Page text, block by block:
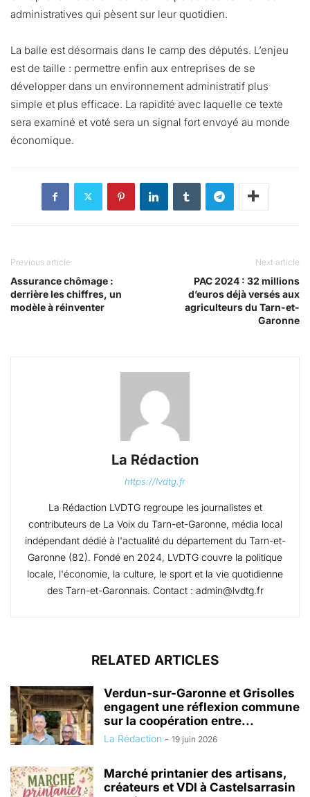
administratives qui pèsent sur leur quotidien.
La balle est désormais dans le camp des députés. L’enjeu
est de taille : permettre enfin aux entreprises de se
développer dans un environnement administratif plus
simple et plus efficace. La rapidité avec laquelle ce texte
sera examiné et voté sera un signal fort envoyé au monde
économique.
Previous article
Assurance chômage :
derrière les chiffres, un
modèle à réinventer
Next article
PAC 2024 : 32 millions
d’euros déjà versés aux
agriculteurs du Tarn-et-
Garonne
La Rédaction
https://lvdtg.fr
La Rédaction LVDTG regroupe les journalistes et
contributeurs de La Voix du Tarn-et-Garonne, média local
indépendant dédié à l'actualité du département du Tarn-et-
Garonne (82). Fondé en 2024, LVDTG couvre la politique
locale, l'économie, la culture, le sport et la vie quotidienne
des Tarn-et-Garonnais. Contact : admin@lvdtg.fr
RELATED ARTICLES
Verdun-sur-Garonne et Grisolles
engagent une réflexion commune
sur la coopération entre...
La Rédaction - 19 juin 2026
Marché printanier des artisans,
créateurs et VDI à Castelsarrasin